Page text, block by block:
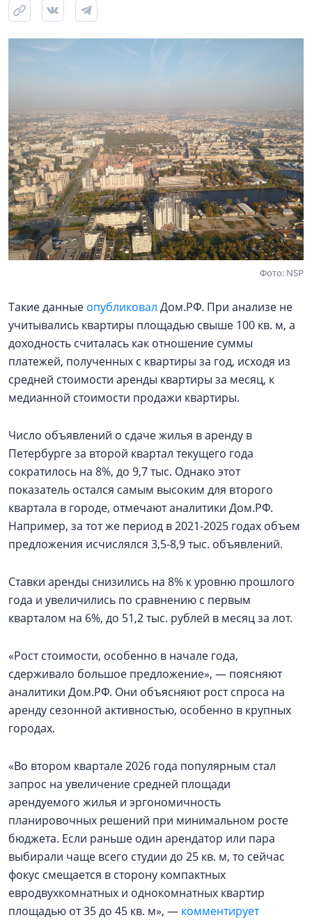
Фото: NSP
Такие данные опубликовал Дом.РФ. При анализе не
учитывались квартиры площадью свыше 100 кв. м, а
доходность считалась как отношение суммы
платежей, полученных с квартиры за год, исходя из
средней стоимости аренды квартиры за месяц, к
медианной стоимости продажи квартиры.
Число объявлений о сдаче жилья в аренду в
Петербурге за второй квартал текущего года
сократилось на 8%, до 9,7 тыс. Однако этот
показатель остался самым высоким для второго
квартала в городе, отмечают аналитики Дом.РФ.
Например, за тот же период в 2021-2025 годах объем
предложения исчислялся 3,5-8,9 тыс. объявлений.
Ставки аренды снизились на 8% к уровню прошлого
года и увеличились по сравнению с первым
кварталом на 6%, до 51,2 тыс. рублей в месяц за лот.
«Рост стоимости, особенно в начале года,
сдерживало большое предложение», — поясняют
аналитики Дом.РФ. Они объясняют рост спроса на
аренду сезонной активностью, особенно в крупных
городах.
«Во втором квартале 2026 года популярным стал
запрос на увеличение средней площади
арендуемого жилья и эргономичность
планировочных решений при минимальном росте
бюджета. Если раньше один арендатор или пара
выбирали чаще всего студии до 25 кв. м, то сейчас
фокус смещается в сторону компактных
евродвухкомнатных и однокомнатных квартир
площадью от 35 до 45 кв. м», — комментирует